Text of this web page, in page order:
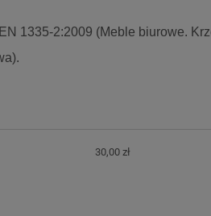
1335-2:2009 (Meble biurowe.
kosztów
30,00 zł